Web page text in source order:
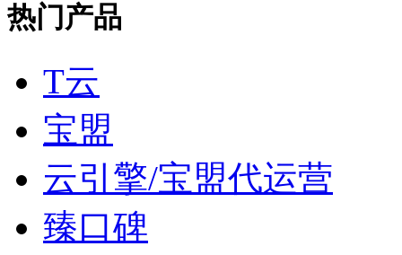
热门产品
T云
宝盟
云引擎/宝盟代运营
臻口碑